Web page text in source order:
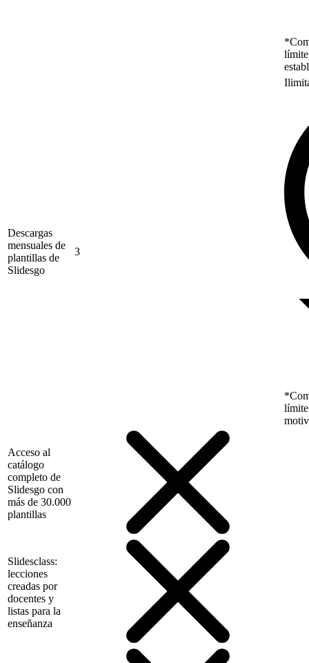
Descargas
mensuales de
plantillas de
Slidesgo
3
límite
Acceso al
catálogo
completo de
Slidesgo con
más de 30.000
plantillas
Slidesclass:
lecciones
creadas por
docentes y
listas para la
enseñanza